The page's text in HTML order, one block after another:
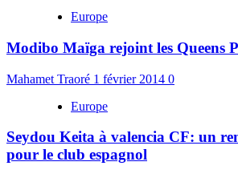
Europe
Modibo Maïga rejoint les Queens
Mahamet Traoré 1 février 2014 0
Europe
Seydou Keita à valencia CF: un
pour le club espagnol